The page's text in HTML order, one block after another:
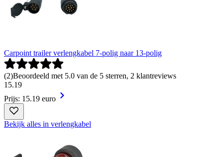
Carpoint trailer verlengkabel 7-polig naar 13-polig
(2)Beoordeeld met 5.0 van de 5 sterren, 2 klantreviews
15.19
Prijs: 15.19 euro
Bekijk alles in verlengkabel